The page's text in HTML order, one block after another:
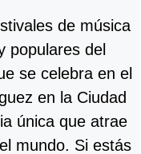
de música
populares del
se celebra en el
en la Ciudad
única que atrae
mundo. Si estás